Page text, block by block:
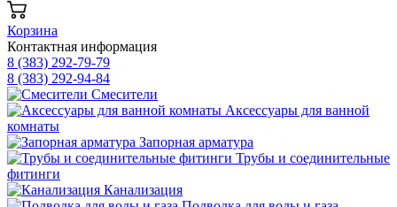
Корзина
Контактная информация
8 (383) 292-79-79
8 (383) 292-94-84
Смесители
Аксессуары для ванной
комнаты
Запорная арматура
Трубы и соединительные
фитинги
Канализация